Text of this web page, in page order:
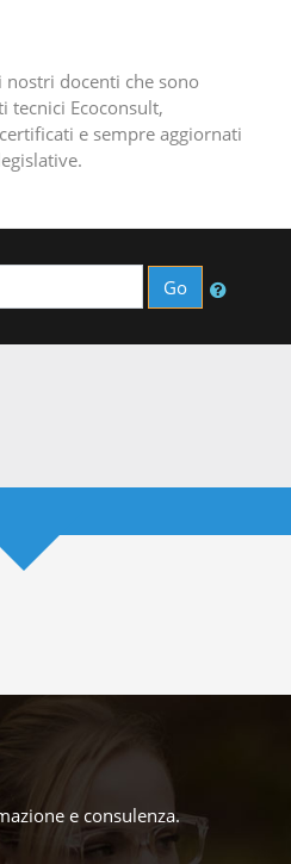
docenti che sono
tecnici Ecoconsult,
e sempre aggiornati
Go
e consulenza.